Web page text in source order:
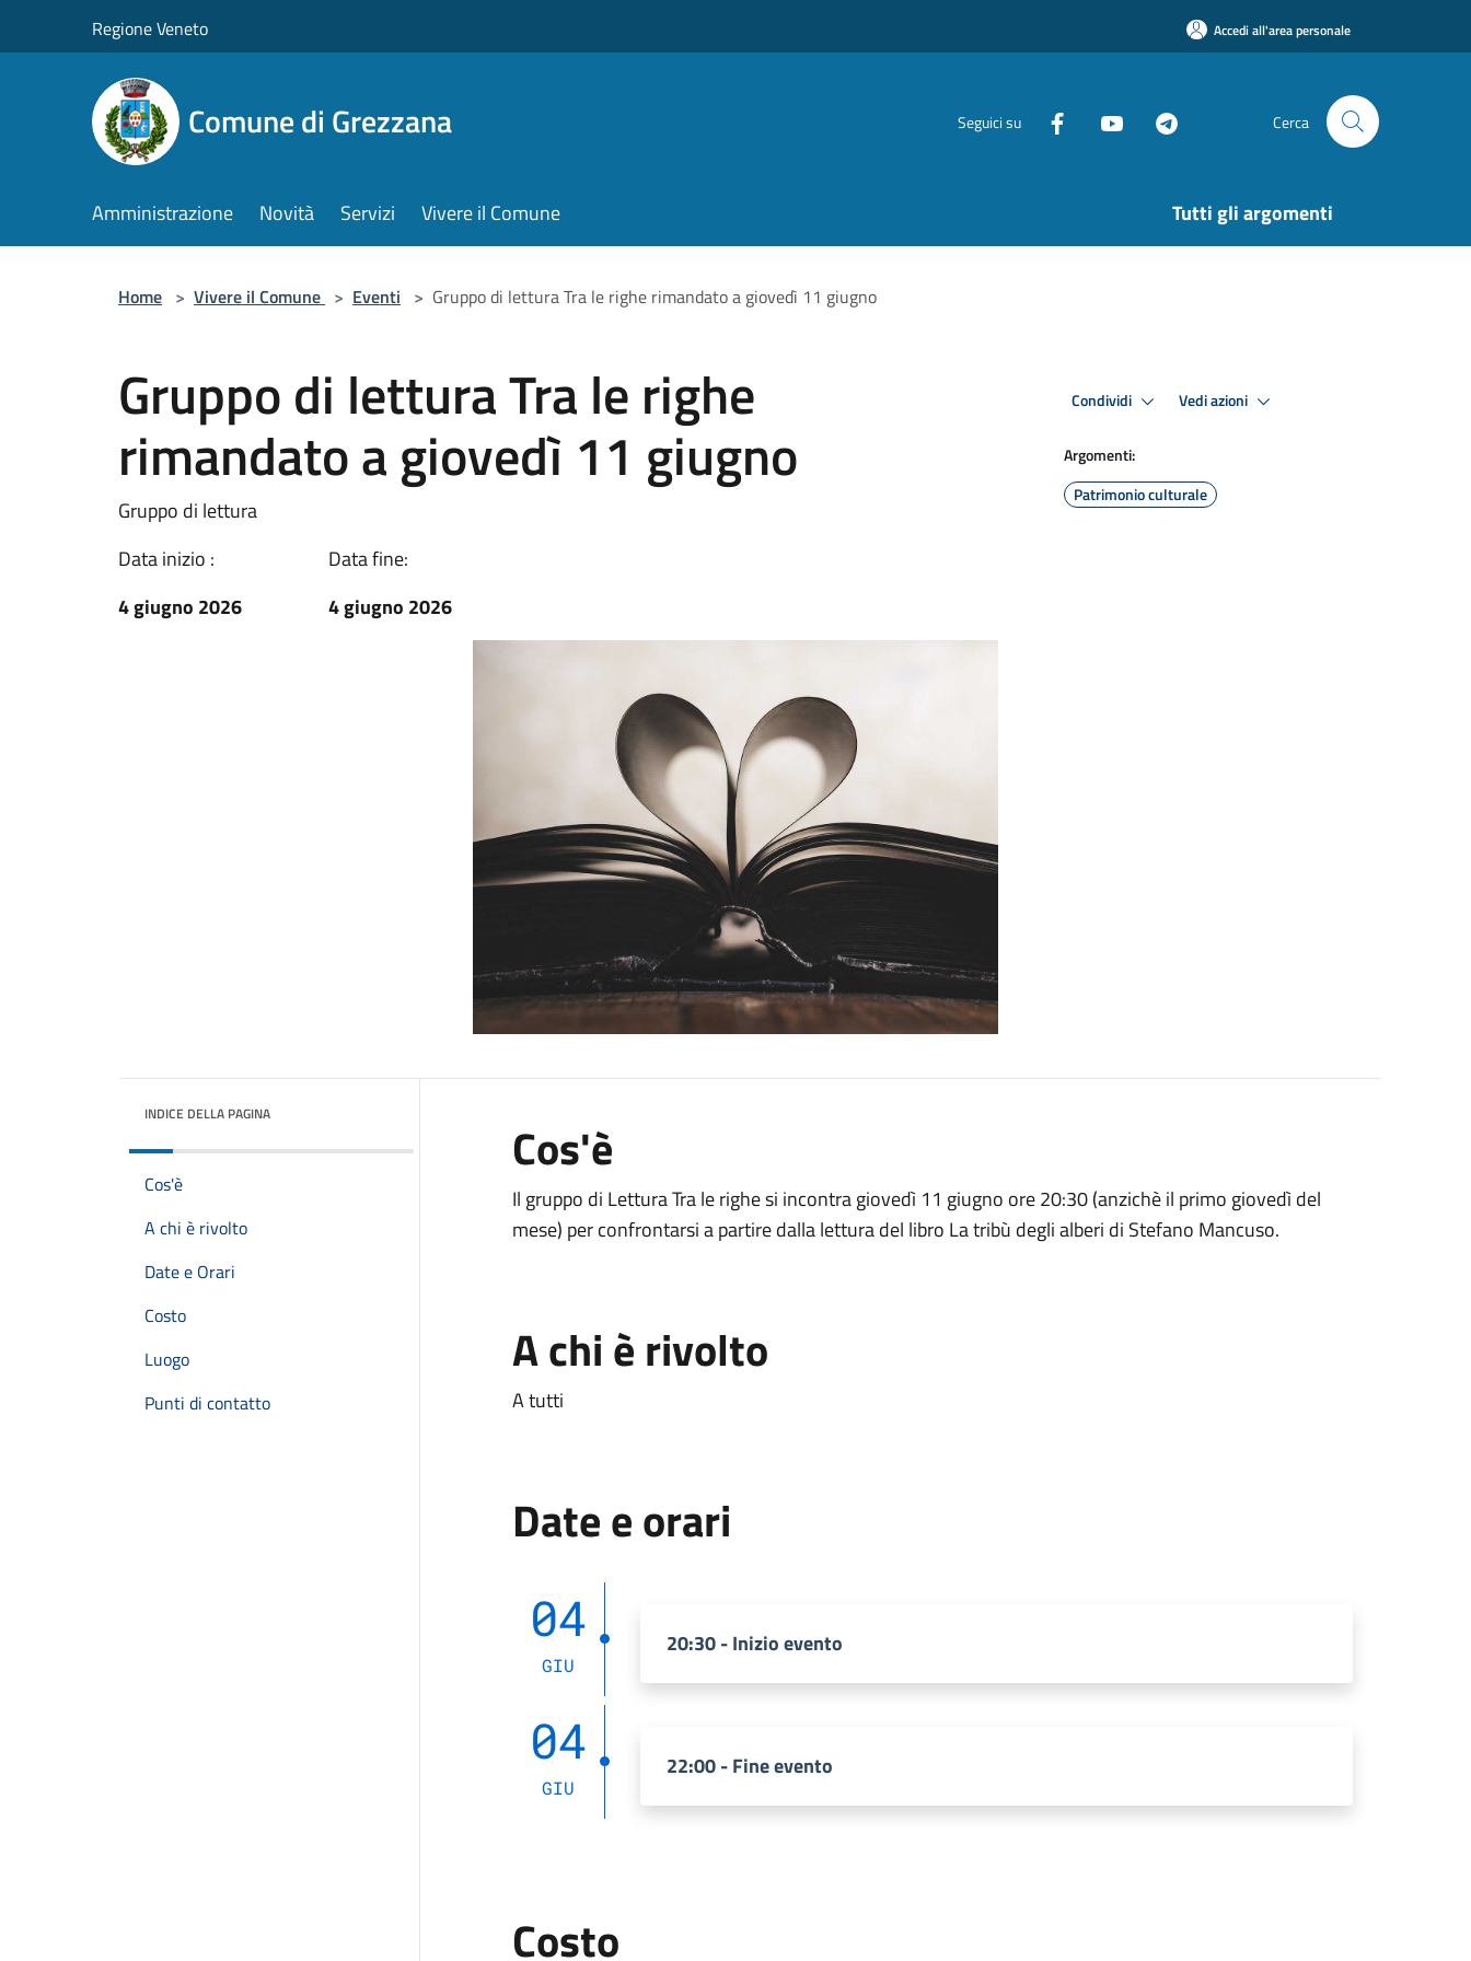
Regione Veneto Accedi all'area personale
Comune di Grezzana Seguici su Cerca
Amministrazione Novità Servizi Vivere il Comune Tutti gli argomenti
Home > Vivere il Comune > Eventi > Gruppo di lettura Tra le righe rimandato a giovedì 11 giugno
Gruppo di lettura Tra le righe
rimandato a giovedì 11 giugno
Gruppo di lettura
Data inizio :
4 giugno 2026
Data fine:
4 giugno 2026
Condividi Vedi azioni
Argomenti:
Patrimonio culturale
INDICE DELLA PAGINA
Cos'è
A chi è rivolto
Date e Orari
Costo
Luogo
Punti di contatto
Cos'è
Il gruppo di Lettura Tra le righe si incontra giovedì 11 giugno ore 20:30 (anzichè il primo giovedì del
mese) per confrontarsi a partire dalla lettura del libro La tribù degli alberi di Stefano Mancuso.
A chi è rivolto
A tutti
Date e orari
04
GIU
20:30 - Inizio evento
04
GIU
22:00 - Fine evento
Costo